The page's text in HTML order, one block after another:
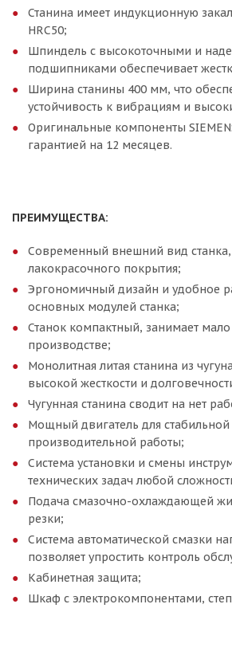
Станина имеет индукционную
HRC50;
Шпиндель с высокоточными и
подшипниками обеспечивает
Ширина станины 400 мм, что
устойчивость к вибрациям и
Оригинальные компоненты
гарантией на 12 месяцев.
ПРЕИМУЩЕСТВА:
Современный внешний вид станка,
лакокрасочного покрытия;
Эргономичный дизайн и удобное
основных модулей станка;
Станок компактный, занимает мало
производстве;
Монолитная литая станина из
высокой жесткости и
Чугунная станина сводит на нет
Мощный двигатель для
производительной работы;
Система установки и смены
технических задач любой
Подача смазочно-охлаждающей
резки;
Система автоматической смазки
позволяет упростить контроль
Кабинетная защита;
Шкаф с электрокомпонентами,